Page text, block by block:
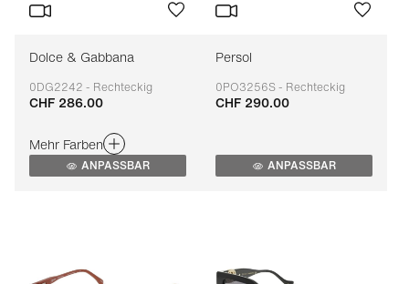
Dolce & Gabbana
0DG2242 - Rechteckig
Anpassbar
CHF 286.00
Mehr Farben
ANPASSBAR
Persol
0PO3256S - Rechteckig
Anpassbar
CHF 290.00
ANPASSBAR